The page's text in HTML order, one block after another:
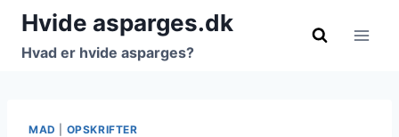
Fortsæt
indhold
Hvide asparges.dk
Hvad er hvide asparges?
MAD OPSKRIFTER